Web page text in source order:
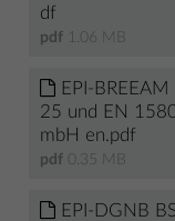
df
pdf 1.06 MB
EPI-
25 und EN
mbH en.pdf
pdf 0.35 MB
EPI-DGNB